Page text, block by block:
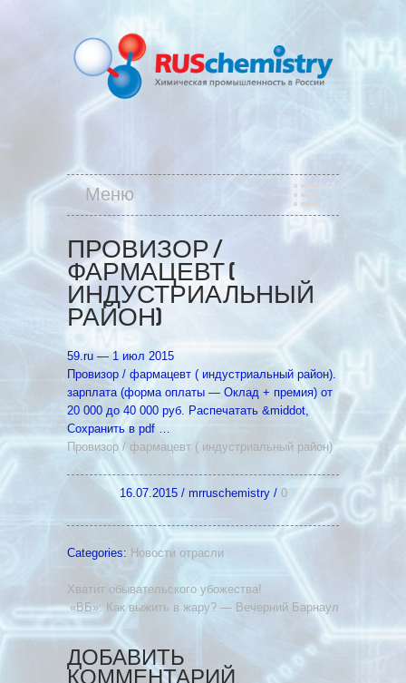
Меню
ПРОВИЗОР /
ФАРМАЦЕВТ (
ИНДУСТРИАЛЬНЫЙ
РАЙОН)
59.ru‎ — 1 июл 2015
Провизор / фармацевт ( индустриальный район).
зарплата (форма оплаты — Оклад + премия) от
20 000 до 40 000 руб. Распечатать &middot,
Cохранить в pdf …
Провизор / фармацевт ( индустриальный район)
16.07.2015/ mrruschemistry/ 0
Categories: Новости отрасли
Хватит обывательского убожества!
«ВБ»: Как выжить в жару? — Вечерний Барнаул
ДОБАВИТЬ